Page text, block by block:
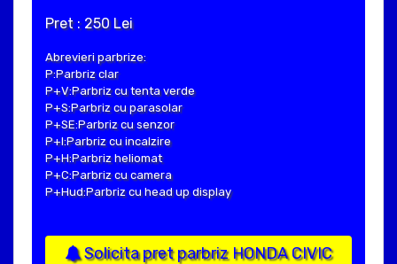
Pret : 250 Lei
Abrevieri parbrize:
P:Parbriz clar
P+V:Parbriz cu tenta verde
P+S:Parbriz cu parasolar
P+SE:Parbriz cu senzor
P+I:Parbriz cu incalzire
P+H:Parbriz heliomat
P+C:Parbriz cu camera
P+Hud:Parbriz cu head up display
Solicita pret parbriz HONDA CIVIC